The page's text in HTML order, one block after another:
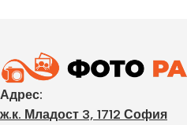
Адрес:
ж.к. Младост 3, 1712 София